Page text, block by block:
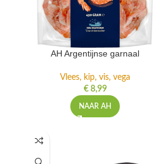
AH Argentijnse garnaal
Vlees, kip, vis, vega
€8,99
NAAR AH